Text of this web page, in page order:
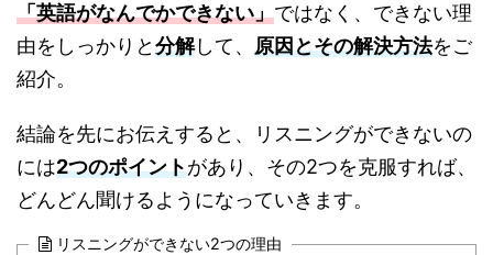
「英語がなんでかできない」ではなく、できない理
由をしっかりと分解して、 原因とその解決方法をご
紹介。
結論を先にお伝えすると、リスニングができないの
には2つのポイントがあり、その2つを克服すれば、
どんどん聞けるようになっていきます。
リスニングができない2つの理由